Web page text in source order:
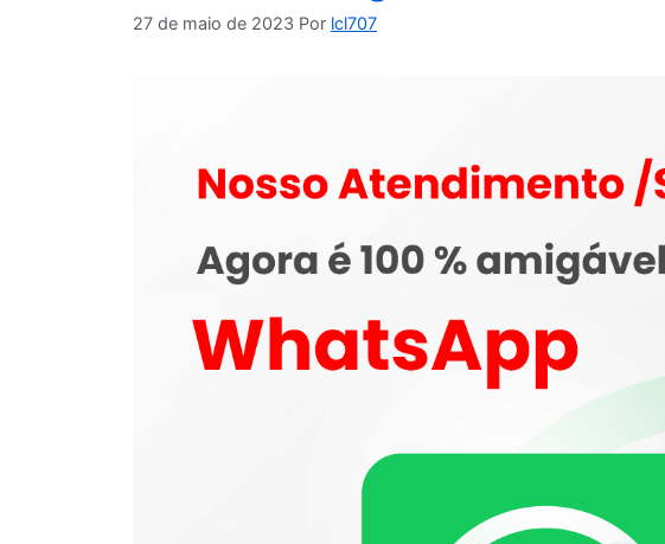
27 de maio de 2023 Por lcl707